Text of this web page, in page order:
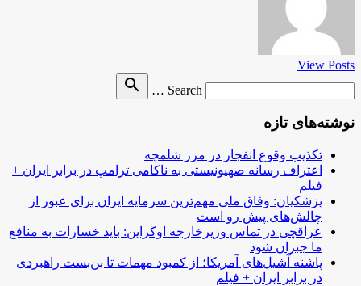
View Posts
Search …
search
نوشته‌های تازه
تکذیب وقوع انفجار در مرز شلمچه
اعتراف رسانه صهیونیستی به ناکامی ترامپ در برابر ایران +
فیلم
پزشکیان: وفاق ملی مهم‌ترین سرمایه ایران برای عبور از
چالش‌های پیش رو است
عراقچی در تماس وزیرخارجه اوکراین: باید خسارات به منافع
ما جبران شود
پاشنه آشیل‌های آمریکا؛ از کمبود مهمات تا بن‌بست راهبردی
در برابر ایران + فیلم